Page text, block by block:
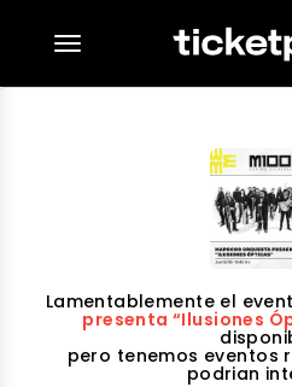
desplegar navegación
Lamentablemente el
presenta “Ilusiones
pero tenemos eventos
podrian